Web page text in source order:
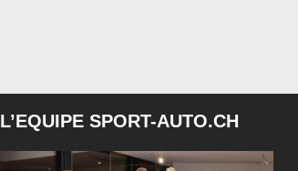
L’EQUIPE SPORT-AUTO.CH